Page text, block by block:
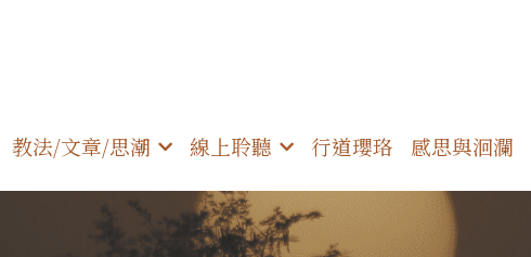
教法/文章/思潮 線上聆聽 行道瓔珞 感思與洄瀾